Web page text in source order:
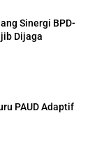
Sinergi BPD-
Dijaga
PAUD Adaptif